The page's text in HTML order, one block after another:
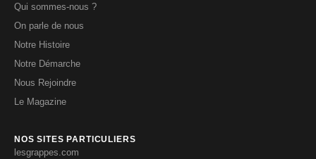
Qui sommes-nous ?
On parle de nous
Notre Histoire
Notre Démarche
Nous Rejoindre
Le Magazine
NOS SITES PARTICULIERS
lesgrappes.com